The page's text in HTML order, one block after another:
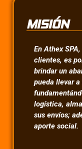
MISIÓN
En Athex
clientes, es
brindar un
pueda llevar
logística,
sus envíos;
aporte social.